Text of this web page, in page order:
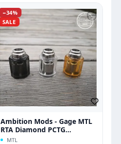
Rabatt
−34%
SALE
Ambition Mods - Gage MTL
RTA Diamond PCTG
Ersatztankkit
MTL